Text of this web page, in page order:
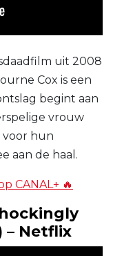
uit 2008
Cox is een
begint aan
vrouw
voor hun
aan de haal.
CANAL+ 🔥
– Netflix